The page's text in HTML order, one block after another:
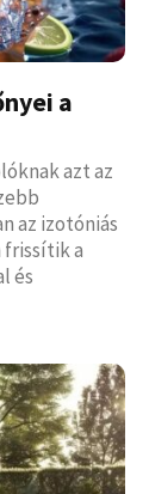
a
azt az
az izotóniás
frissítik a
és